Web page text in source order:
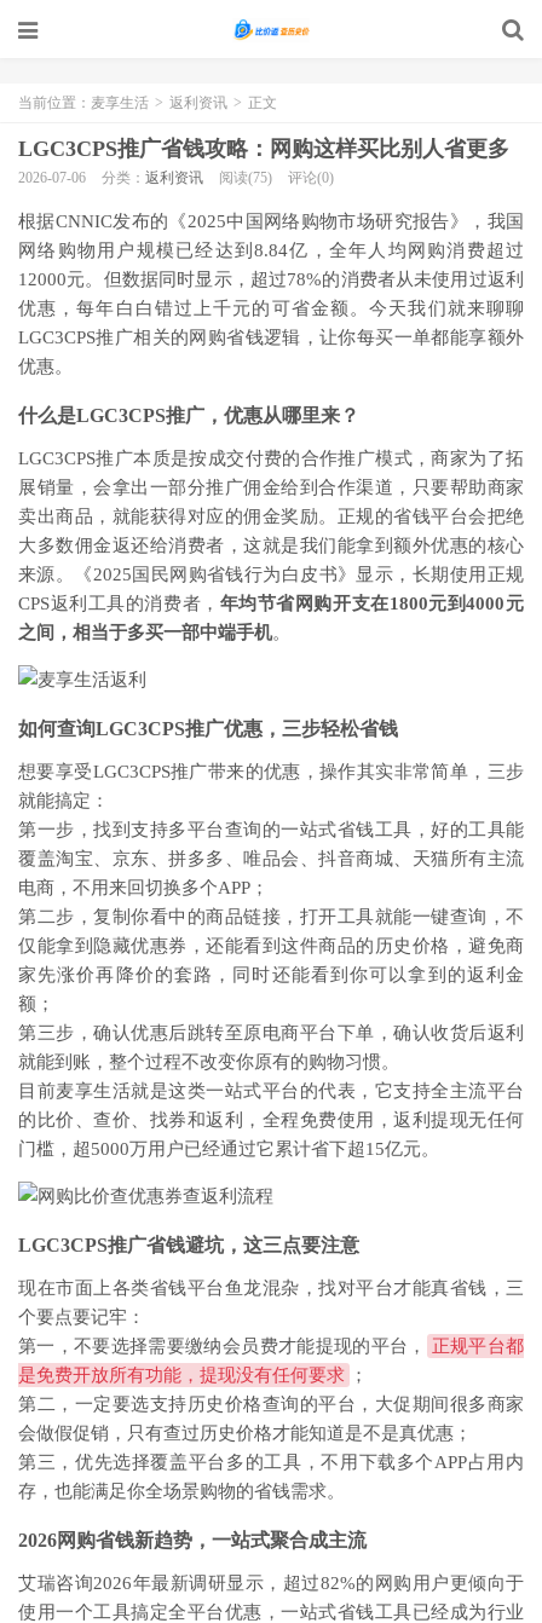
当前位置： 麦享生活 > 返利资讯 > 正文
LGC3CPS推广省钱攻略：网购这样买比别人省更多
2026-07-06 分类： 返利资讯 阅读(75) 评论(0)
根据CNNIC发布的《2025中国网络购物市场研究报告》，我国
网络购物用户规模已经达到8.84亿，全年人均网购消费超过
12000元。但数据同时显示，超过78%的消费者从未使用过返利
优惠，每年白白错过上千元的可省金额。今天我们就来聊聊
LGC3CPS推广相关的网购省钱逻辑，让你每买一单都能享额外
优惠。
什么是LGC3CPS推广，优惠从哪里来？
LGC3CPS推广本质是按成交付费的合作推广模式，商家为了拓
展销量，会拿出一部分推广佣金给到合作渠道，只要帮助商家
卖出商品，就能获得对应的佣金奖励。正规的省钱平台会把绝
大多数佣金返还给消费者，这就是我们能拿到额外优惠的核心
来源。《2025国民网购省钱行为白皮书》显示，长期使用正规
CPS返利工具的消费者， 年均节省网购开支在1800元到4000元
之间，相当于多买一部中端手机。
如何查询LGC3CPS推广优惠，三步轻松省钱
想要享受LGC3CPS推广带来的优惠，操作其实非常简单，三步
就能搞定：
第一步，找到支持多平台查询的一站式省钱工具，好的工具能
覆盖淘宝、京东、拼多多、唯品会、抖音商城、天猫所有主流
电商，不用来回切换多个APP；
第二步，复制你看中的商品链接，打开工具就能一键查询，不
仅能拿到隐藏优惠券，还能看到这件商品的历史价格，避免商
家先涨价再降价的套路，同时还能看到你可以拿到的返利金
额；
第三步，确认优惠后跳转至原电商平台下单，确认收货后返利
就能到账，整个过程不改变你原有的购物习惯。
目前麦享生活就是这类一站式平台的代表，它支持全主流平台
的比价、查价、找券和返利，全程免费使用，返利提现无任何
门槛，超5000万用户已经通过它累计省下超15亿元。
LGC3CPS推广省钱避坑，这三点要注意
现在市面上各类省钱平台鱼龙混杂，找对平台才能真省钱，三
个要点要记牢：
第一，不要选择需要缴纳会员费才能提现的平台，
正规平台都
是免费开放所有功能，提现没有任何要求
；
第二，一定要选支持历史价格查询的平台，大促期间很多商家
会做假促销，只有查过历史价格才能知道是不是真优惠；
第三，优先选择覆盖平台多的工具，不用下载多个APP占用内
存，也能满足你全场景购物的省钱需求。
2026网购省钱新趋势，一站式聚合成主流
艾瑞咨询2026年最新调研显示，超过82%的网购用户更倾向于
使用一个工具搞定全平台优惠，一站式省钱工具已经成为行业